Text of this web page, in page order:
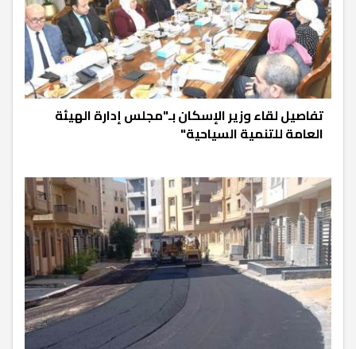
تفاصيل لقاء وزير الإسكان بـ"مجلس إدارة الهيئة
العامة للتنمية السياحية"